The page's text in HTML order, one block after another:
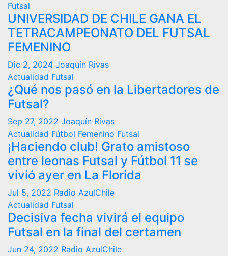
Futsal
UNIVERSIDAD DE CHILE GANA EL
TETRACAMPEONATO DEL FUTSAL
FEMENINO
Dic 2, 2024 Joaquín Rivas
Actualidad Futsal
¿Qué nos pasó en la Libertadores de
Futsal?
Sep 27, 2022 Joaquín Rivas
Actualidad Fútbol Femenino Futsal
¡Haciendo club! Grato amistoso
entre leonas Futsal y Fútbol 11 se
vivió ayer en La Florida
Jul 5, 2022 Radio AzulChile
Actualidad Futsal
Decisiva fecha vivirá el equipo
Futsal en la final del certamen
Jun 24, 2022 Radio AzulChile